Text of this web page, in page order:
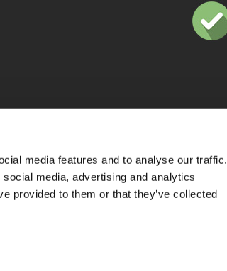
media features and to analyse our traffic.
media, advertising and analytics
provided to them or that they’ve collected